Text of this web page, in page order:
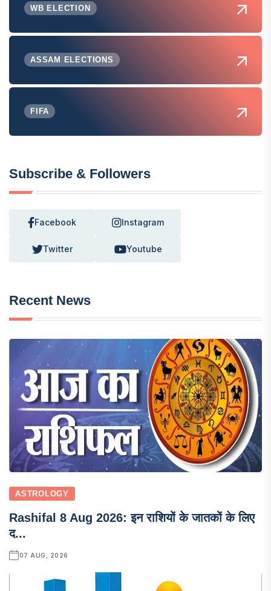
WB ELECTION
ASSAM ELECTIONS
FIFA
Subscribe & Followers
Facebook Instagram
Twitter Youtube
Recent News
ASTROLOGY
Rashifal 8 Aug 2026: इन राशियों के जातकों के लिए
द...
07 AUG, 2026